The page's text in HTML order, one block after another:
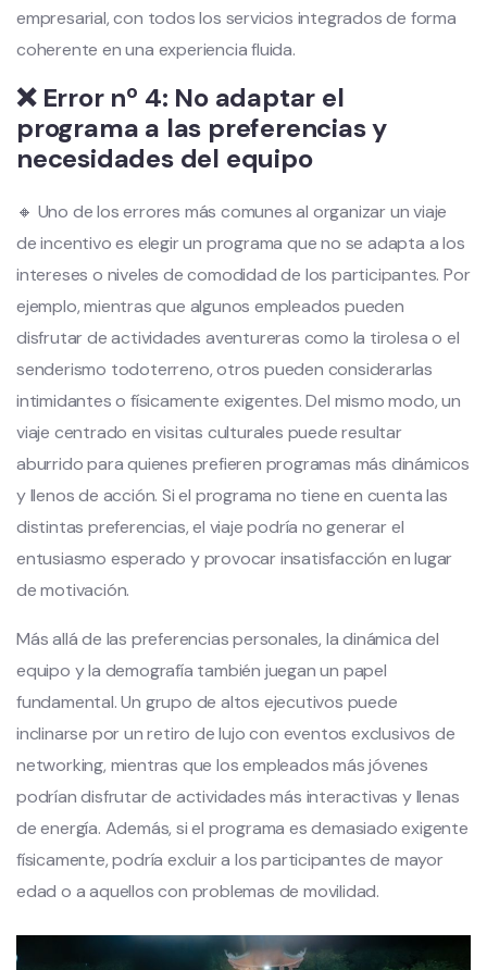
empresarial, con todos los servicios integrados de forma
coherente en una experiencia fluida.
❌ Error nº 4: No adaptar el
programa a las preferencias y
necesidades del equipo
🔸 Uno de los errores más comunes al organizar un viaje
de incentivo es elegir un programa que no se adapta a los
intereses o niveles de comodidad de los participantes. Por
ejemplo, mientras que algunos empleados pueden
disfrutar de actividades aventureras como la tirolesa o el
senderismo todoterreno, otros pueden considerarlas
intimidantes o físicamente exigentes. Del mismo modo, un
viaje centrado en visitas culturales puede resultar
aburrido para quienes prefieren programas más dinámicos
y llenos de acción. Si el programa no tiene en cuenta las
distintas preferencias, el viaje podría no generar el
entusiasmo esperado y provocar insatisfacción en lugar
de motivación.
Más allá de las preferencias personales, la dinámica del
equipo y la demografía también juegan un papel
fundamental. Un grupo de altos ejecutivos puede
inclinarse por un retiro de lujo con eventos exclusivos de
networking, mientras que los empleados más jóvenes
podrían disfrutar de actividades más interactivas y llenas
de energía. Además, si el programa es demasiado exigente
físicamente, podría excluir a los participantes de mayor
edad o a aquellos con problemas de movilidad.